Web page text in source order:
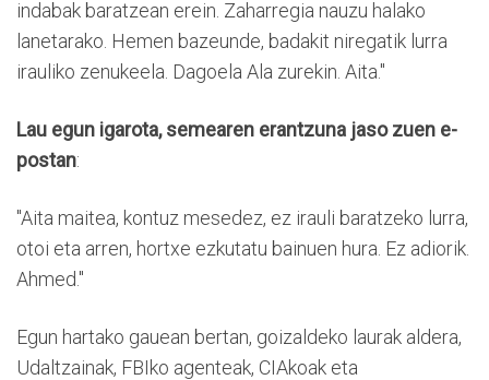
indabak baratzean erein. Zaharregia nauzu halako
lanetarako. Hemen bazeunde, badakit niregatik lurra
irauliko zenukeela. Dagoela Ala zurekin. Aita."
Lau egun igarota, semearen erantzuna jaso zuen e-
postan:
"Aita maitea, kontuz mesedez, ez irauli baratzeko lurra,
otoi eta arren, hortxe ezkutatu bainuen hura. Ez adiorik.
Ahmed."
Egun hartako gauean bertan, goizaldeko laurak aldera,
Udaltzainak, FBIko agenteak, CIAkoak eta